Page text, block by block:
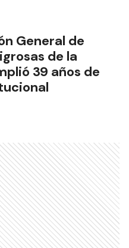
General de
de la
39 años de